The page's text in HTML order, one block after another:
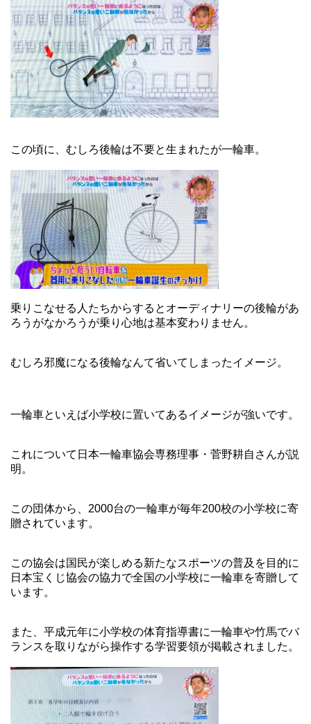
この頃に、むしろ後輪は不要と生まれたが一輪車。
乗りこなせる人たちからするとオーディナリーの後輪があ
ろうがなかろうが乗り心地は基本変わりません。
むしろ邪魔になる後輪なんて省いてしまったイメージ。
一輪車といえば小学校に置いてあるイメージが強いです。
これについて日本一輪車協会専務理事・菅野耕自さんが説
明。
この団体から、2000台の一輪車が毎年200校の小学校に寄
贈されています。
この協会は国民が楽しめる新たなスポーツの普及を目的に
日本宝くじ協会の協力で全国の小学校に一輪車を寄贈して
います。
また、平成元年に小学校の体育指導書に一輪車や竹馬でバ
ランスを取りながら操作する学習要領が掲載されました。